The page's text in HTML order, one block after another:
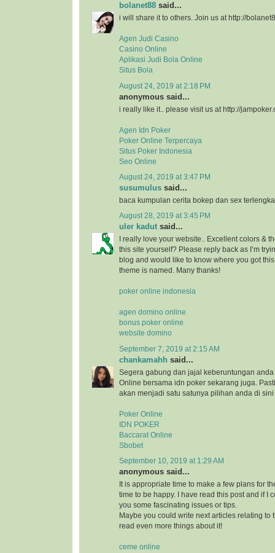
bolanet88 said...
i will share it to others. Join us at http://
Agen Judi Casino
Casino Online
Aplikasi Judi Bola Online
Situs Bola
August 24, 2019 at 2:18 PM
anonymous said...
i really like it.. please visit us at http://
Agen Idn Poker
Poker Online Terpercaya
Situs Poker Indonesia
Seo Online
August 24, 2019 at 3:47 PM
susumulus said...
baca kumpulan cerita bokep dan sex
August 28, 2019 at 3:45 PM
uler kadut said...
I really love your website.. Excellent colors &
this site yourself? Please reply back as I’m
blog and would like to know where you got
theme is named. Many thanks!
poker online indonesia
agen domino online
bonus poker online
website domino
September 7, 2019 at 2:15 AM
chankamahh said...
Segera gabung dan jajal keberuntungan
Online bersama idn poker sekarang juga.
akan menjadi satu satunya pilihan anda di sini
Poker Online
IDN POKER
Baccarat Online
Sbobet
September 10, 2019 at 1:29 AM
anonymous said...
It is appropriate time to make a few plans for
time to be happy. I have read this post and if I
you some fascinating issues or tips.
Maybe you could write next articles relating to
read even more things about it!
ceme online